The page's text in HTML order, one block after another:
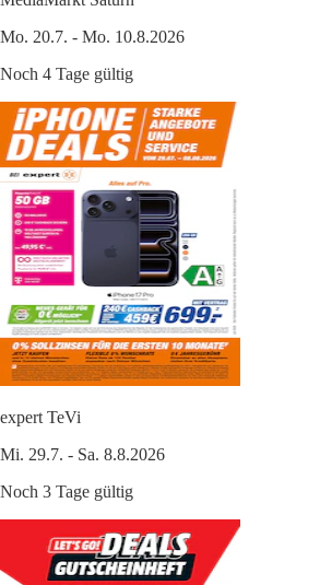
Mo. 20.7. - Mo. 10.8.2026
Noch 4 Tage gültig
expert TeVi
Mi. 29.7. - Sa. 8.8.2026
Noch 3 Tage gültig